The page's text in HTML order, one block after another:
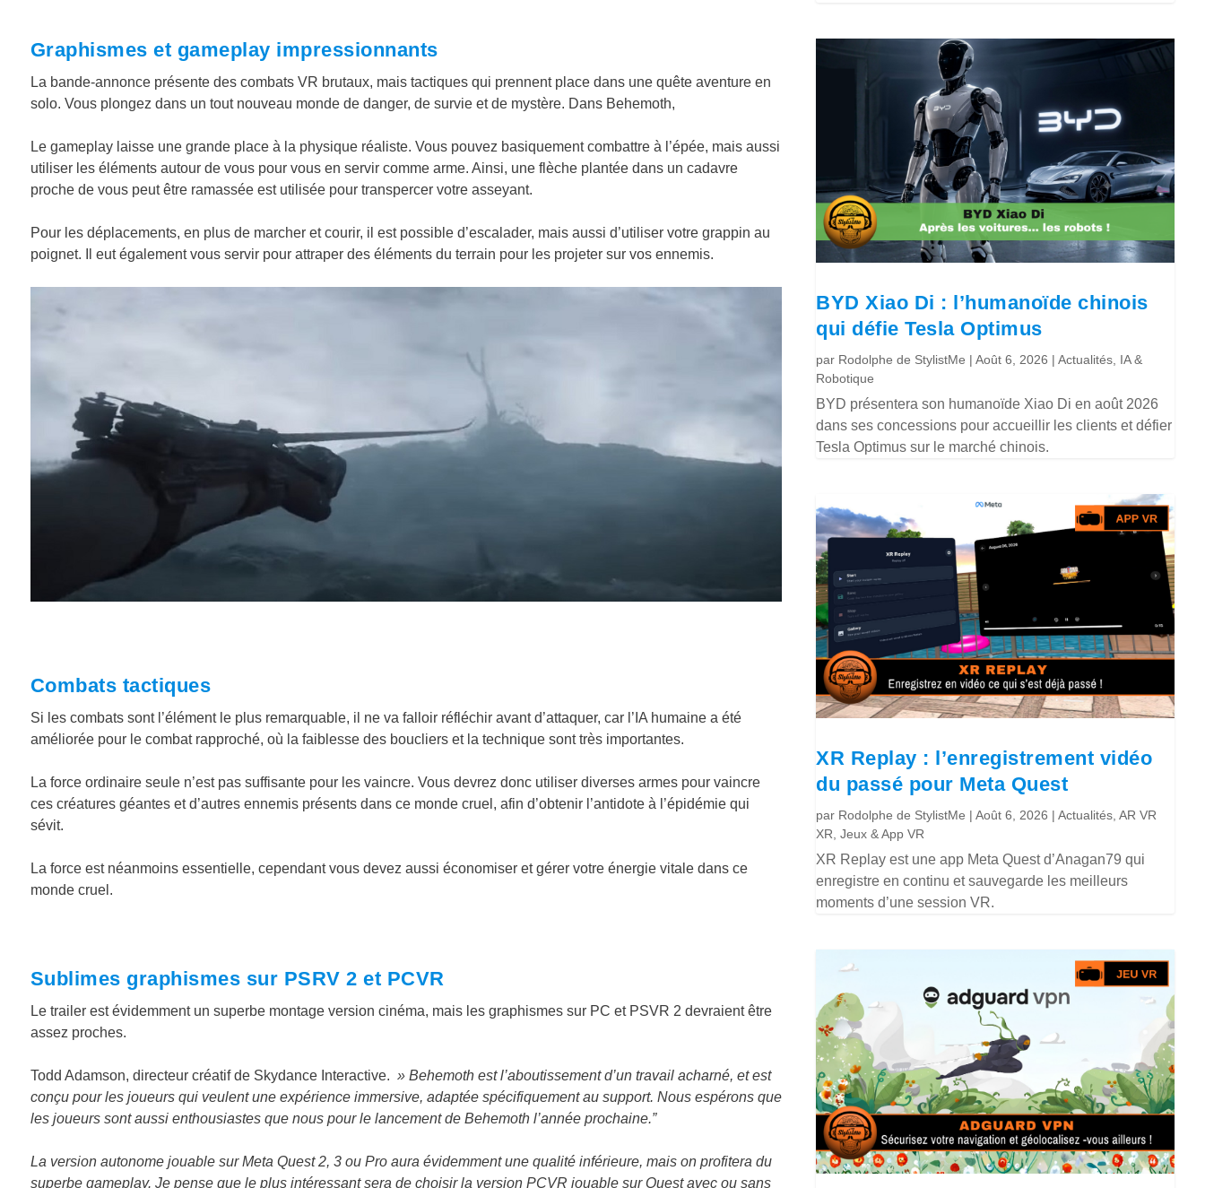
Graphismes et gameplay impressionnants
La bande-annonce présente des combats VR brutaux, mais tactiques qui prennent place dans une quête aventure en
solo. Vous plongez dans un tout nouveau monde de danger, de survie et de mystère. Dans Behemoth,
Le gameplay laisse une grande place à la physique réaliste. Vous pouvez basiquement combattre à l’épée, mais aussi
utiliser les éléments autour de vous pour vous en servir comme arme. Ainsi, une flèche plantée dans un cadavre
proche de vous peut être ramassée est utilisée pour transpercer votre asseyant.
Pour les déplacements, en plus de marcher et courir, il est possible d’escalader, mais aussi d’utiliser votre grappin au
poignet. Il eut également vous servir pour attraper des éléments du terrain pour les projeter sur vos ennemis.
Combats tactiques
Si les combats sont l’élément le plus remarquable, il ne va falloir réfléchir avant d’attaquer, car l’IA humaine a été
améliorée pour le combat rapproché, où la faiblesse des boucliers et la technique sont très importantes.
La force ordinaire seule n’est pas suffisante pour les vaincre. Vous devrez donc utiliser diverses armes pour vaincre
ces créatures géantes et d’autres ennemis présents dans ce monde cruel, afin d’obtenir l’antidote à l’épidémie qui
sévit.
La force est néanmoins essentielle, cependant vous devez aussi économiser et gérer votre énergie vitale dans ce
monde cruel.
Sublimes graphismes sur PSRV 2 et PCVR
Le trailer est évidemment un superbe montage version cinéma, mais les graphismes sur PC et PSVR 2 devraient être
assez proches.
Todd Adamson, directeur créatif de Skydance Interactive. » Behemoth est l’aboutissement d’un travail acharné, et est
conçu pour les joueurs qui veulent une expérience immersive, adaptée spécifiquement au support. Nous espérons que
les joueurs sont aussi enthousiastes que nous pour le lancement de Behemoth l’année prochaine.”
La version autonome jouable sur Meta Quest 2, 3 ou Pro aura évidemment une qualité inférieure, mais on profitera du
superbe gameplay. Je pense que le plus intéressant sera de choisir la version PCVR jouable sur Quest avec ou sans
BYD Xiao Di : l’humanoïde chinois
qui défie Tesla Optimus
par Rodolphe de StylistMe |Août 6, 2026 |Actualités IA &
Robotique
BYD présentera son humanoïde Xiao Di en août 2026
dans ses concessions pour accueillir les clients et défier
Tesla Optimus sur le marché chinois.
XR Replay : l’enregistrement vidéo
du passé pour Meta Quest
par Rodolphe de StylistMe |Août 6, 2026 |Actualités ,AR VR
XR ,Jeux & App VR
XR Replay est une app Meta Quest d’Anagan79 qui
enregistre en continu et sauvegarde les meilleurs
moments d’une session VR.